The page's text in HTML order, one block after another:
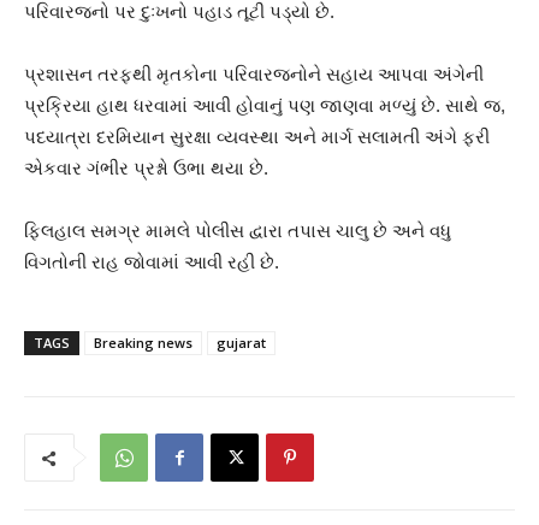
પરિવારજનો પર દુઃખનો પહાડ તૂટી પડ્યો છે.
પ્રશાસન તરફથી મૃતકોના પરિવારજનોને સહાય આપવા અંગેની
પ્રક્રિયા હાથ ધરવામાં આવી હોવાનું પણ જાણવા મળ્યું છે. સાથે જ,
પદયાત્રા દરમિયાન સુરક્ષા વ્યવસ્થા અને માર્ગ સલામતી અંગે ફરી
એકવાર ગંભીર પ્રશ્નો ઉભા થયા છે.
ફિલહાલ સમગ્ર મામલે પોલીસ દ્વારા તપાસ ચાલુ છે અને વધુ
વિગતોની રાહ જોવામાં આવી રહી છે.
TAGS Breaking news gujarat